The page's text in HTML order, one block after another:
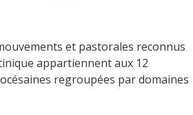
et pastorales reconnus
appartiennent aux 12
regroupées par domaines